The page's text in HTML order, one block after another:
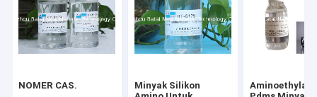
NOMER CAS.
Minyak Silikon